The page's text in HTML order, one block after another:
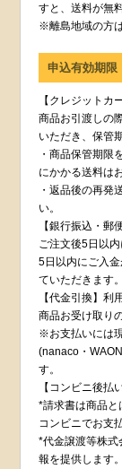
すと、送料が無
※離島地域の方
申込有効期限
【クレジットカ
商品お引渡しの
いただき、保管
・商品保管期限
にかかる送料は
・返品後の再発
い。
【銀行振込・郵
ご注文後5日以内
5日以内にご入
ていただきます。
【代金引換】利
商品お受け取り
※お支払いには
(nanaco・
す。
【コンビニ後
*請求書は商品と
コンビニでお支
*代金譲渡等株
報を提供します。